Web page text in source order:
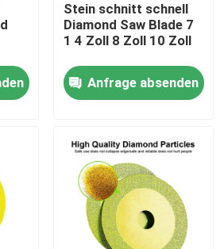
Stein schnitt schnell
Diamond Saw Blade 7
1 4 Zoll 8 Zoll 10 Zoll
Anfrage absenden